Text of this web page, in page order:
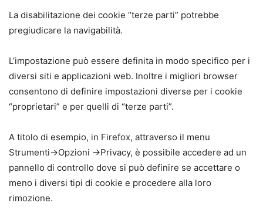
La disabilitazione dei cookie “terze parti” potrebbe
pregiudicare la navigabilità.
L’impostazione può essere definita in modo specifico per i
diversi siti e applicazioni web. Inoltre i migliori browser
consentono di definire impostazioni diverse per i cookie
“proprietari” e per quelli di “terze parti”.
A titolo di esempio, in Firefox, attraverso il menu
Strumenti->Opzioni ->Privacy, è possibile accedere ad un
pannello di controllo dove si può definire se accettare o
meno i diversi tipi di cookie e procedere alla loro
rimozione.